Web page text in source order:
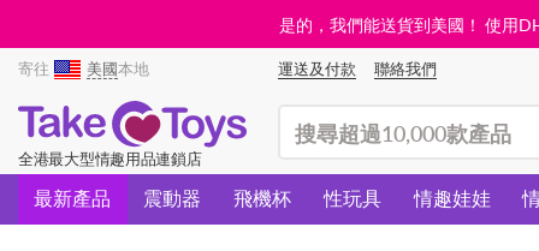
是的，我們能送貨到美國！ 使用
寄往 美國本地 運送及付款 聯絡我們
全港最大型情趣用品連鎖店
最新產品 震動器 飛機杯 性玩具 情趣娃娃